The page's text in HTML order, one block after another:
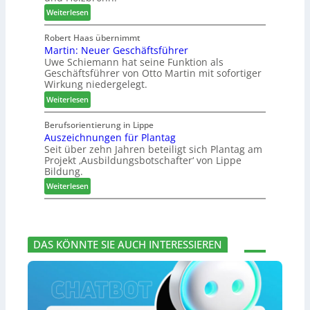
h
i
e
d
e
t
t
e
r
z
u
m
2
0
2
7
e
i
g
t
H
o
l
z
b
a
u
p
r
z
e
Weiterlesen:
H
o
m
a
g
l
ä
d
t
z
u
m
r
e
e
i
n
Robert Haas übernimmt
Martin: Neuer Geschäftsführer
Uwe Schiemann hat seine Funktion als
Geschäftsführer von Otto Martin mit sofortiger
Wirkung niedergelegt.
Weiterlesen:
M
a
r
t
i
:
N
e
r
G
s
c
Berufsorientierung in Lippe
Auszeichnungen für Plantag
Seit über zehn Jahren beteiligt sich Plantag am
Projekt ‚Ausbildungsbotschafter‘ von Lippe
Bildung.
Weiterlesen:
A
z
e
i
h
n
DAS KÖNNTE SIE AUCH INTERESSIEREN